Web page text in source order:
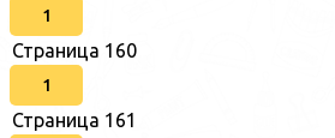
1
Страница 160
1
Страница 161